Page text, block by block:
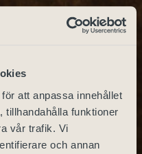
att anpassa innehållet
tillhandahålla funktioner
vår trafik. Vi
och annan